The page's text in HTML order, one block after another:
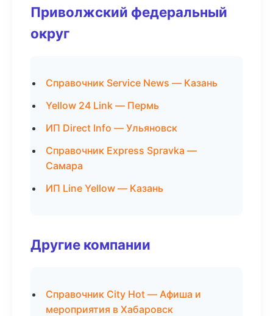
Приволжский федеральный
округ
Справочник Service News — Казань
Yellow 24 Link — Пермь
ИП Direct Info — Ульяновск
Справочник Express Spravka —
Самара
ИП Line Yellow — Казань
Другие компании
Справочник City Hot — Афиша и
мероприятия в Хабаровск